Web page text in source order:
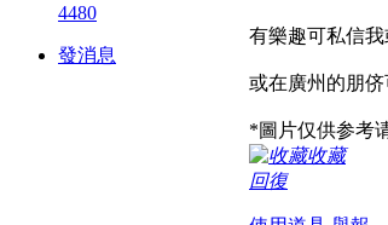
4480
發消息
有樂趣可私信我
或在廣州的朋
*圖片仅供参考
收藏
回復